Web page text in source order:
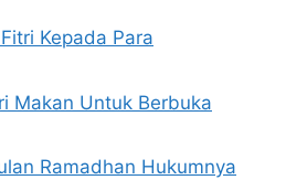
Kepada Para
Makan Untuk Berbuka
Ramadhan Hukumnya